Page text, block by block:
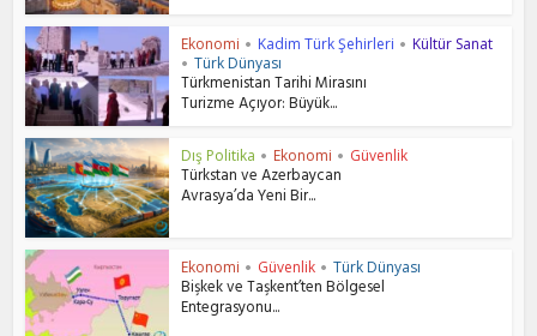
Ekonomi • Kadim Türk Şehirleri • Kültür Sanat
• Türk Dünyası
Türkmenistan Tarihi Mirasını
Turizme Açıyor: Büyük...
Dış Politika • Ekonomi • Güvenlik
Türkstan ve Azerbaycan
Avrasya’da Yeni Bir...
Ekonomi • Güvenlik • Türk Dünyası
Bişkek ve Taşkent’ten Bölgesel
Entegrasyonu...